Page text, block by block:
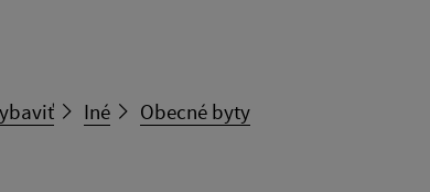
Iné Obecné byty